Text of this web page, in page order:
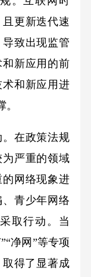
更新迭代速
致出现监管
新应用的前
和新应用进
在政策法规
严重的领域
网络现象进
青少年网络
取行动。当
净网”等专项
得了显著成